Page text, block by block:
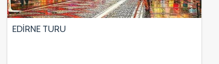
EDİRNE TURU